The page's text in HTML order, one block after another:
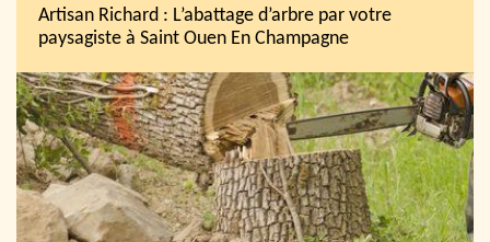
Artisan Richard : L’abattage d’arbre par votre
paysagiste à Saint Ouen En Champagne